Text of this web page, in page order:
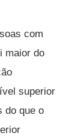
com
maior do
superior
do que o